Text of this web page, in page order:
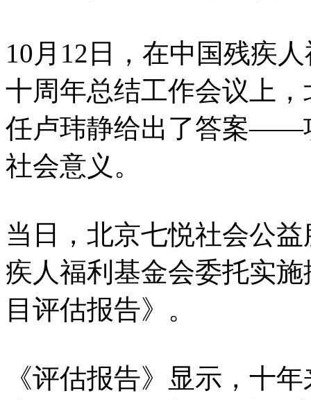
10月12日，在中国残疾
十周年总结工作会议上
任卢玮静给出了答案——
社会意义。
当日，北京七悦社会公
疾人福利基金会委托实
目评估报告》。
《评估报告》显示，十